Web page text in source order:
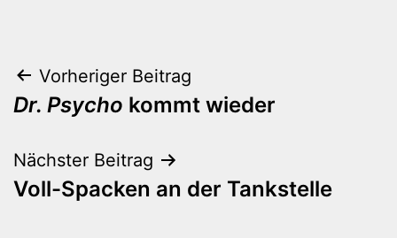
Beitragsnavigation
Vorheriger Beitrag
Dr. Psycho kommt wieder
Nächster Beitrag
Voll-Spacken an der Tankstelle